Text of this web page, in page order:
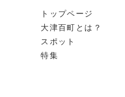
トップページ
大津百町とは？
スポット
特集